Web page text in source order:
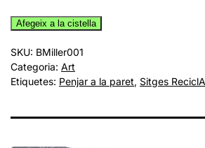
quantitat
Woman
in
the
de
Afegeix a la cistella
SKU: BMiller001
Categoria: Art
Etiquetes: Penjar a la paret, Sitges